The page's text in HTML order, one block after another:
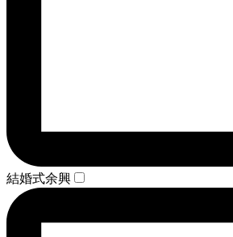
結婚式余興